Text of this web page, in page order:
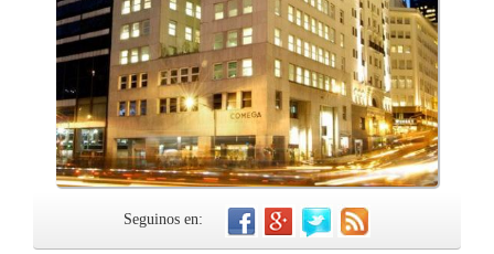
Seguinos en: